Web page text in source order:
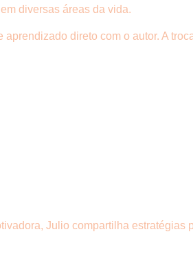
diversas áreas da vida.
direto com o autor. A
Julio compartilha estratégias